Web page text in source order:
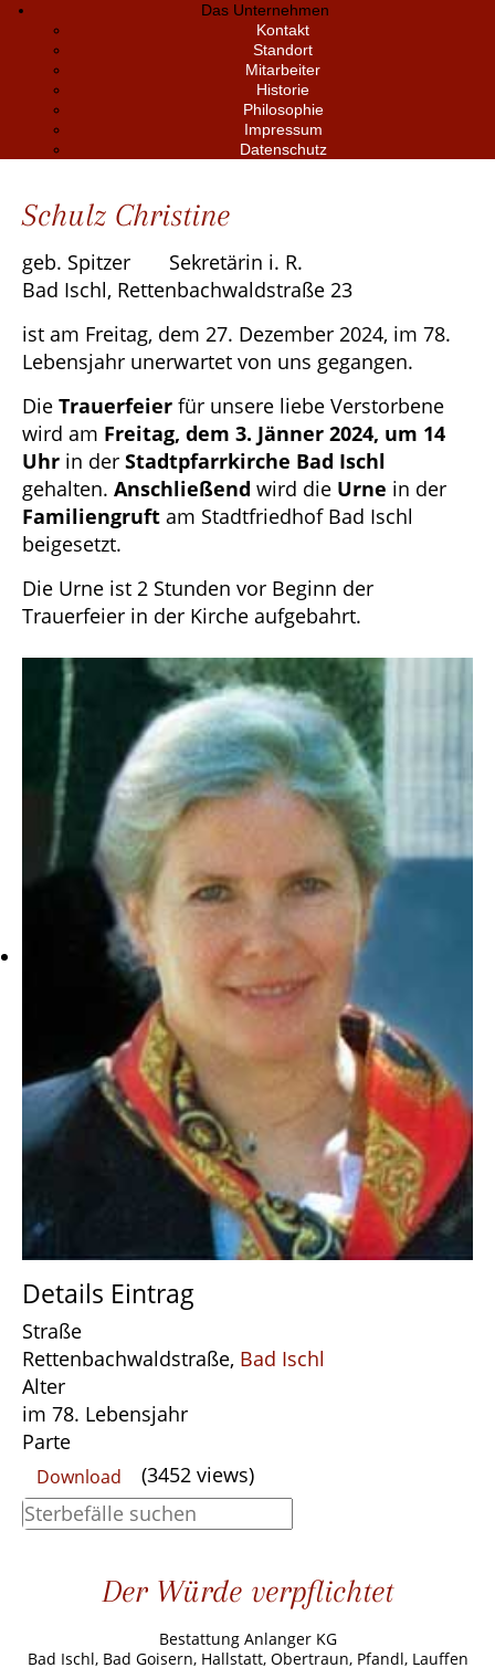
Das Unternehmen
Kontakt
Standort
Mitarbeiter
Historie
Philosophie
Impressum
Datenschutz
Schulz Christine
geb. Spitzer Sekretärin i. R.
Bad Ischl, Rettenbachwaldstraße 23
ist am Freitag, dem 27. Dezember 2024, im 78.
Lebensjahr unerwartet von uns gegangen.
Die Trauerfeier für unsere liebe Verstorbene
wird am Freitag, dem 3. Jänner 2024, um 14
Uhr in der Stadtpfarrkirche Bad Ischl
gehalten. Anschließend wird die Urne in der
Familiengruft am Stadtfriedhof Bad Ischl
beigesetzt.
Die Urne ist 2 Stunden vor Beginn der
Trauerfeier in der Kirche aufgebahrt.
Details Eintrag
Straße
Rettenbachwaldstraße, Bad Ischl
Alter
im 78. Lebensjahr
Parte
Download (3452 views)
Der Würde verpflichtet
Bestattung Anlanger KG
Bad Ischl, Bad Goisern, Hallstatt, Obertraun, Pfandl, Lauffen